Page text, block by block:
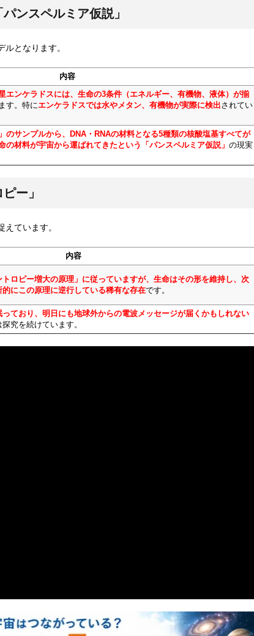
ンスペルミア仮説」
となります。
内容
エンケラドスには、生命の3条件（エネルギー、有機物、液体）が揃
す。特にエンケラドスでは水やメタン、有機物が実際に検出されてい
のサンプルから、DNA・RNAの材料となる5種類の核酸塩基すべてが
の材料が宇宙から運ばれてきたという「パンスペルミア仮説」 の現実
ー」
ています。
内容
ロピー増大の原理」に従っていますが、生命はその形を維持し、次
にこの原理に逆行している稀有な存在です。
ており、明日にも地球外からの電波メッセージが届くかもしれない
究を続けています。